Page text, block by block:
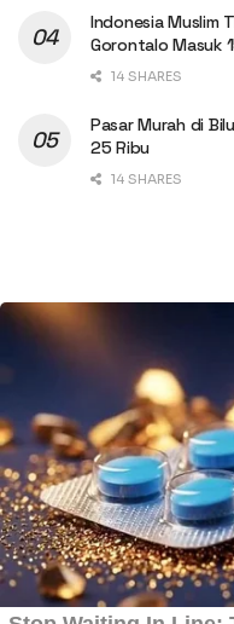
Indonesia Muslim
Gorontalo Masuk
14 SHARES
Pasar Murah di
25 Ribu
14 SHARES